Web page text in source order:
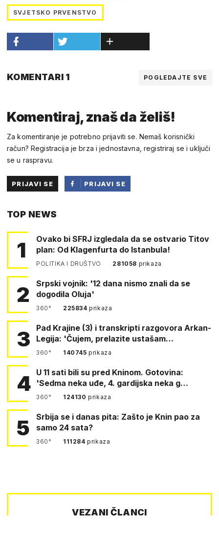
SVJETSKO PRVENSTVO
KOMENTARI 1 POGLEDAJTE SVE
Komentiraj, znaš da želiš!
Za komentiranje je potrebno prijaviti se. Nemaš korisnički
račun? Registracija je brza i jednostavna, registriraj se i uključi
se u raspravu.
PRIJAVI SE
PRIJAVI SE
TOP NEWS
1
Ovako bi SFRJ izgledala da se ostvario Titov
plan: Od Klagenfurta do Istanbula!
POLITIKA I DRUŠTVO 281058 prikaza
2
Srpski vojnik: '12 dana nismo znali da se
dogodila Oluja'
360° 225834prikaza
3
Pad Krajine (3) i transkripti razgovora Arkan-
Legija: 'Čujem, prelazite ustašam…
360° 140745prikaza
4 U 11 sati bili su pred Kninom. Gotovina:
'Sedma neka uđe, 4. gardijska neka g…
360° 124130prikaza
5
Srbija se i danas pita: Zašto je Knin pao za
samo 24 sata?
360° 111284prikaza
VEZANI ČLANCI